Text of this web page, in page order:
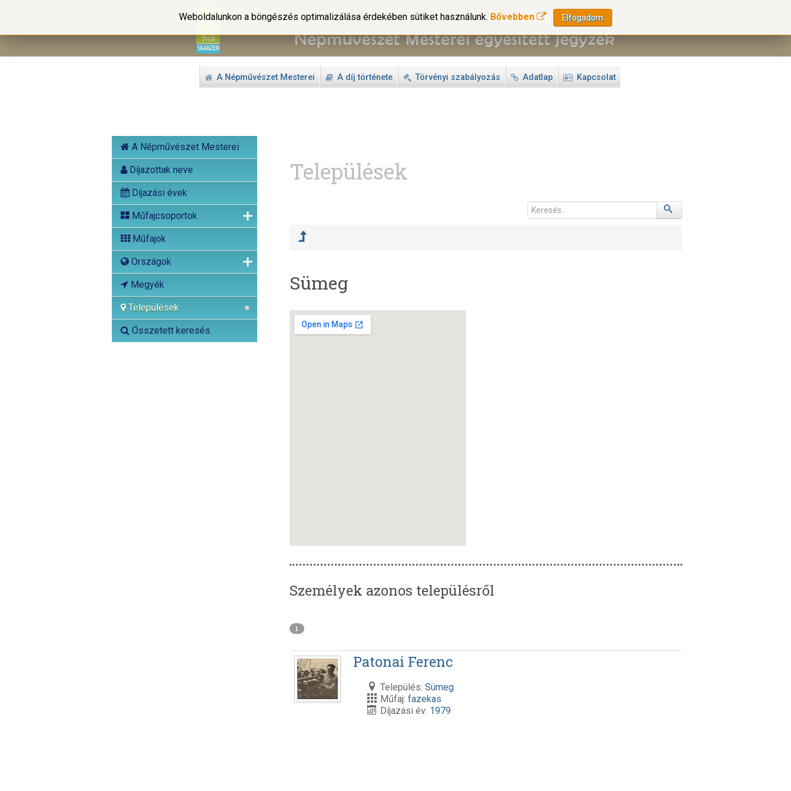
A Népművészet Mesterei A díj története Törvényi szabályozás Adatlap Kapcsolat
A Népművészet Mesterei
Díjazottak neve
Díjazási évek
Műfajcsoportok
Műfajok
Országok
Megyék
Települések
Összetett keresés
Weboldalunkon a böngészés optimalizálása érdekében sütiket használunk. Bővebben Elfogadom
Települések
Sümeg
Személyek azonos településről
1
Patonai Ferenc
Település:Sümeg
Műfaj:fazekas
Díjazási év: 1979